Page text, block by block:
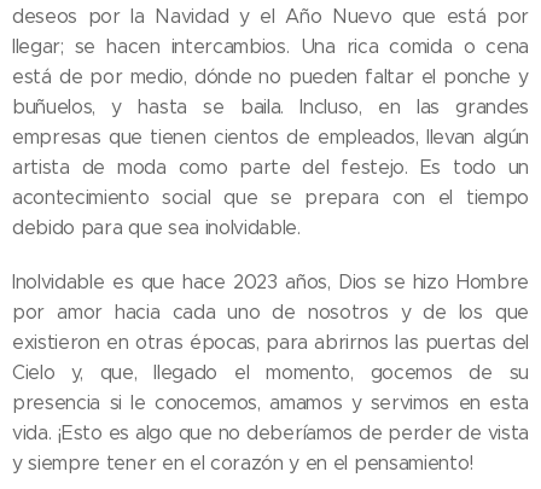
deseos por la Navidad y el Año Nuevo que está por
llegar; se hacen intercambios. Una rica comida o cena
está de por medio, dónde no pueden faltar el ponche y
buñuelos, y hasta se baila. Incluso, en las grandes
empresas que tienen cientos de empleados, llevan algún
artista de moda como parte del festejo. Es todo un
acontecimiento social que se prepara con el tiempo
debido para que sea inolvidable.
Inolvidable es que hace 2023 años, Dios se hizo Hombre
por amor hacia cada uno de nosotros y de los que
existieron en otras épocas, para abrirnos las puertas del
Cielo y, que, llegado el momento, gocemos de su
presencia si le conocemos, amamos y servimos en esta
vida. ¡Esto es algo que no deberíamos de perder de vista
y siempre tener en el corazón y en el pensamiento!